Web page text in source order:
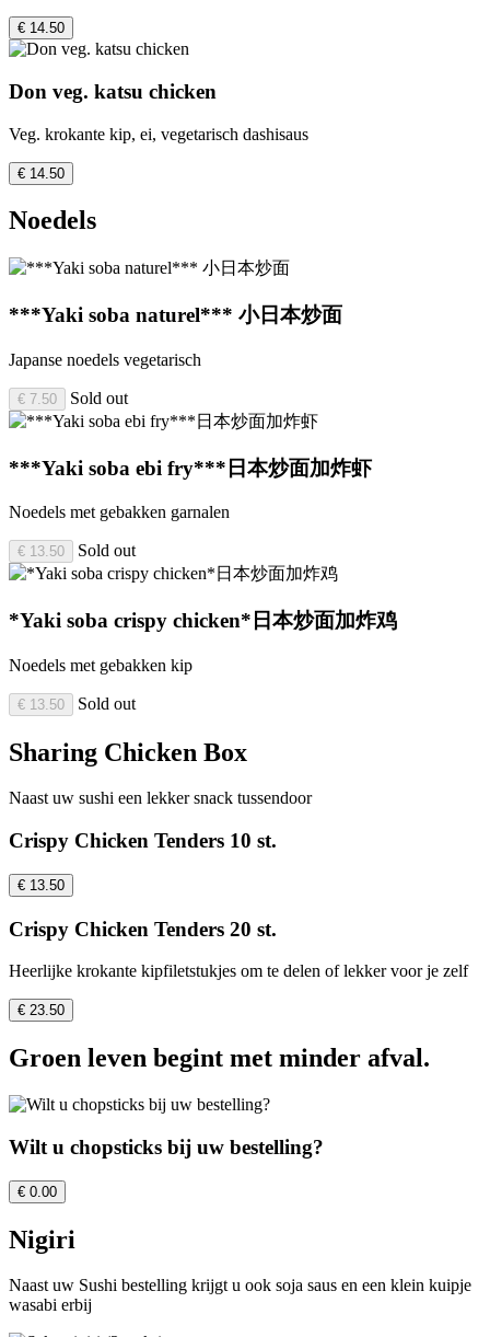
€ 14.50
Don veg. katsu chicken
Veg. krokante kip, ei, vegetarisch dashisaus
€ 14.50
Noedels
***Yaki soba naturel*** 小日本炒面
Japanse noedels vegetarisch
€ 7.50 Sold out
***Yaki soba ebi fry***日本炒面加炸虾
Noedels met gebakken garnalen
€ 13.50 Sold out
*Yaki soba crispy chicken*日本炒面加炸鸡
Noedels met gebakken kip
€ 13.50 Sold out
Sharing Chicken Box
Naast uw sushi een lekker snack tussendoor
Crispy Chicken Tenders 10 st.
€ 13.50
Crispy Chicken Tenders 20 st.
Heerlijke krokante kipfiletstukjes om te delen of lekker voor je zelf
€ 23.50
Groen leven begint met minder afval.
Wilt u chopsticks bij uw bestelling?
€ 0.00
Nigiri
Naast uw Sushi bestelling krijgt u ook soja saus en een klein kuipje
wasabi erbij